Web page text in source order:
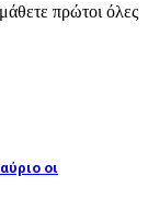
πρώτοι όλες
οι